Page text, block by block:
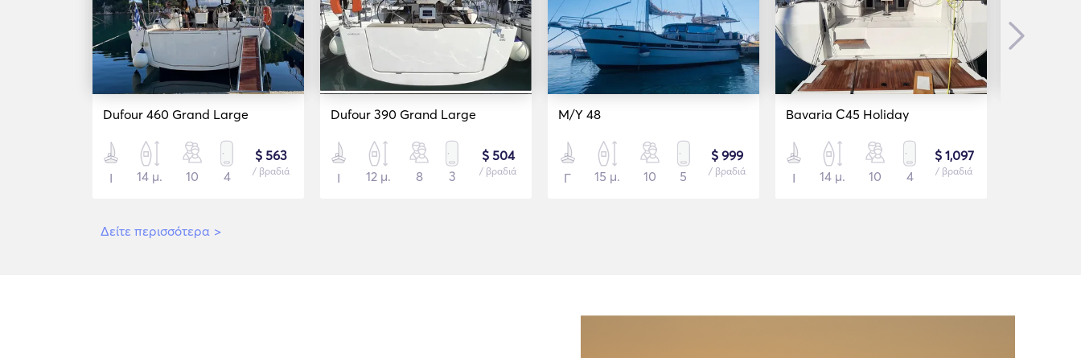
Dufour 460 Grand Large
Ι 14 μ. 10 4
$ 563
/ βραδιά
Dufour 390 Grand Large
Ι 12 μ. 8 3
$ 504
/ βραδιά
M/Y 48
Γ 15 μ. 10 5
$ 999
/ βραδιά
Bavaria C45 Holiday
Ι 14 μ. 10 4
$ 1,097
/ βραδιά
Next
Δείτε περισσότερα >